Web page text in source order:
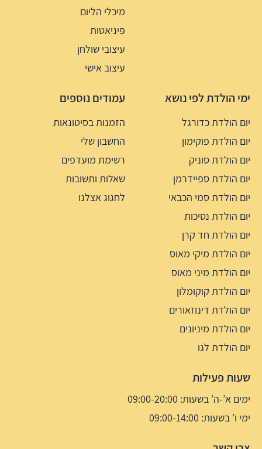
מיכלי הליום
פיניאטות
עיצובי שולחן
עיצוב אישי
ימי הולדת לפי נושא
יום הולדת כדורגל
יום הולדת פוקימון
יום הולדת סוניק
יום הולדת ספיידרמן
יום הולדת סמי הכבאי
יום הולדת נסיכות
יום הולדת חד קרן
יום הולדת מיקי מאוס
יום הולדת מיני מאוס
יום הולדת קוקומלון
יום הולדת דינוזאורים
יום הולדת מיניונים
יום הולדת לגו
עמודים נוספים
הזמנות בסיטונאות
החשבון שלי
רשימת מועדפים
שאלות ותשובות
לחגוג אצלנו
שעות פעילות
ימים א’-ה’ בשעות: 09:00-20:00
ימי ו’ בשעות: 09:00-14:00